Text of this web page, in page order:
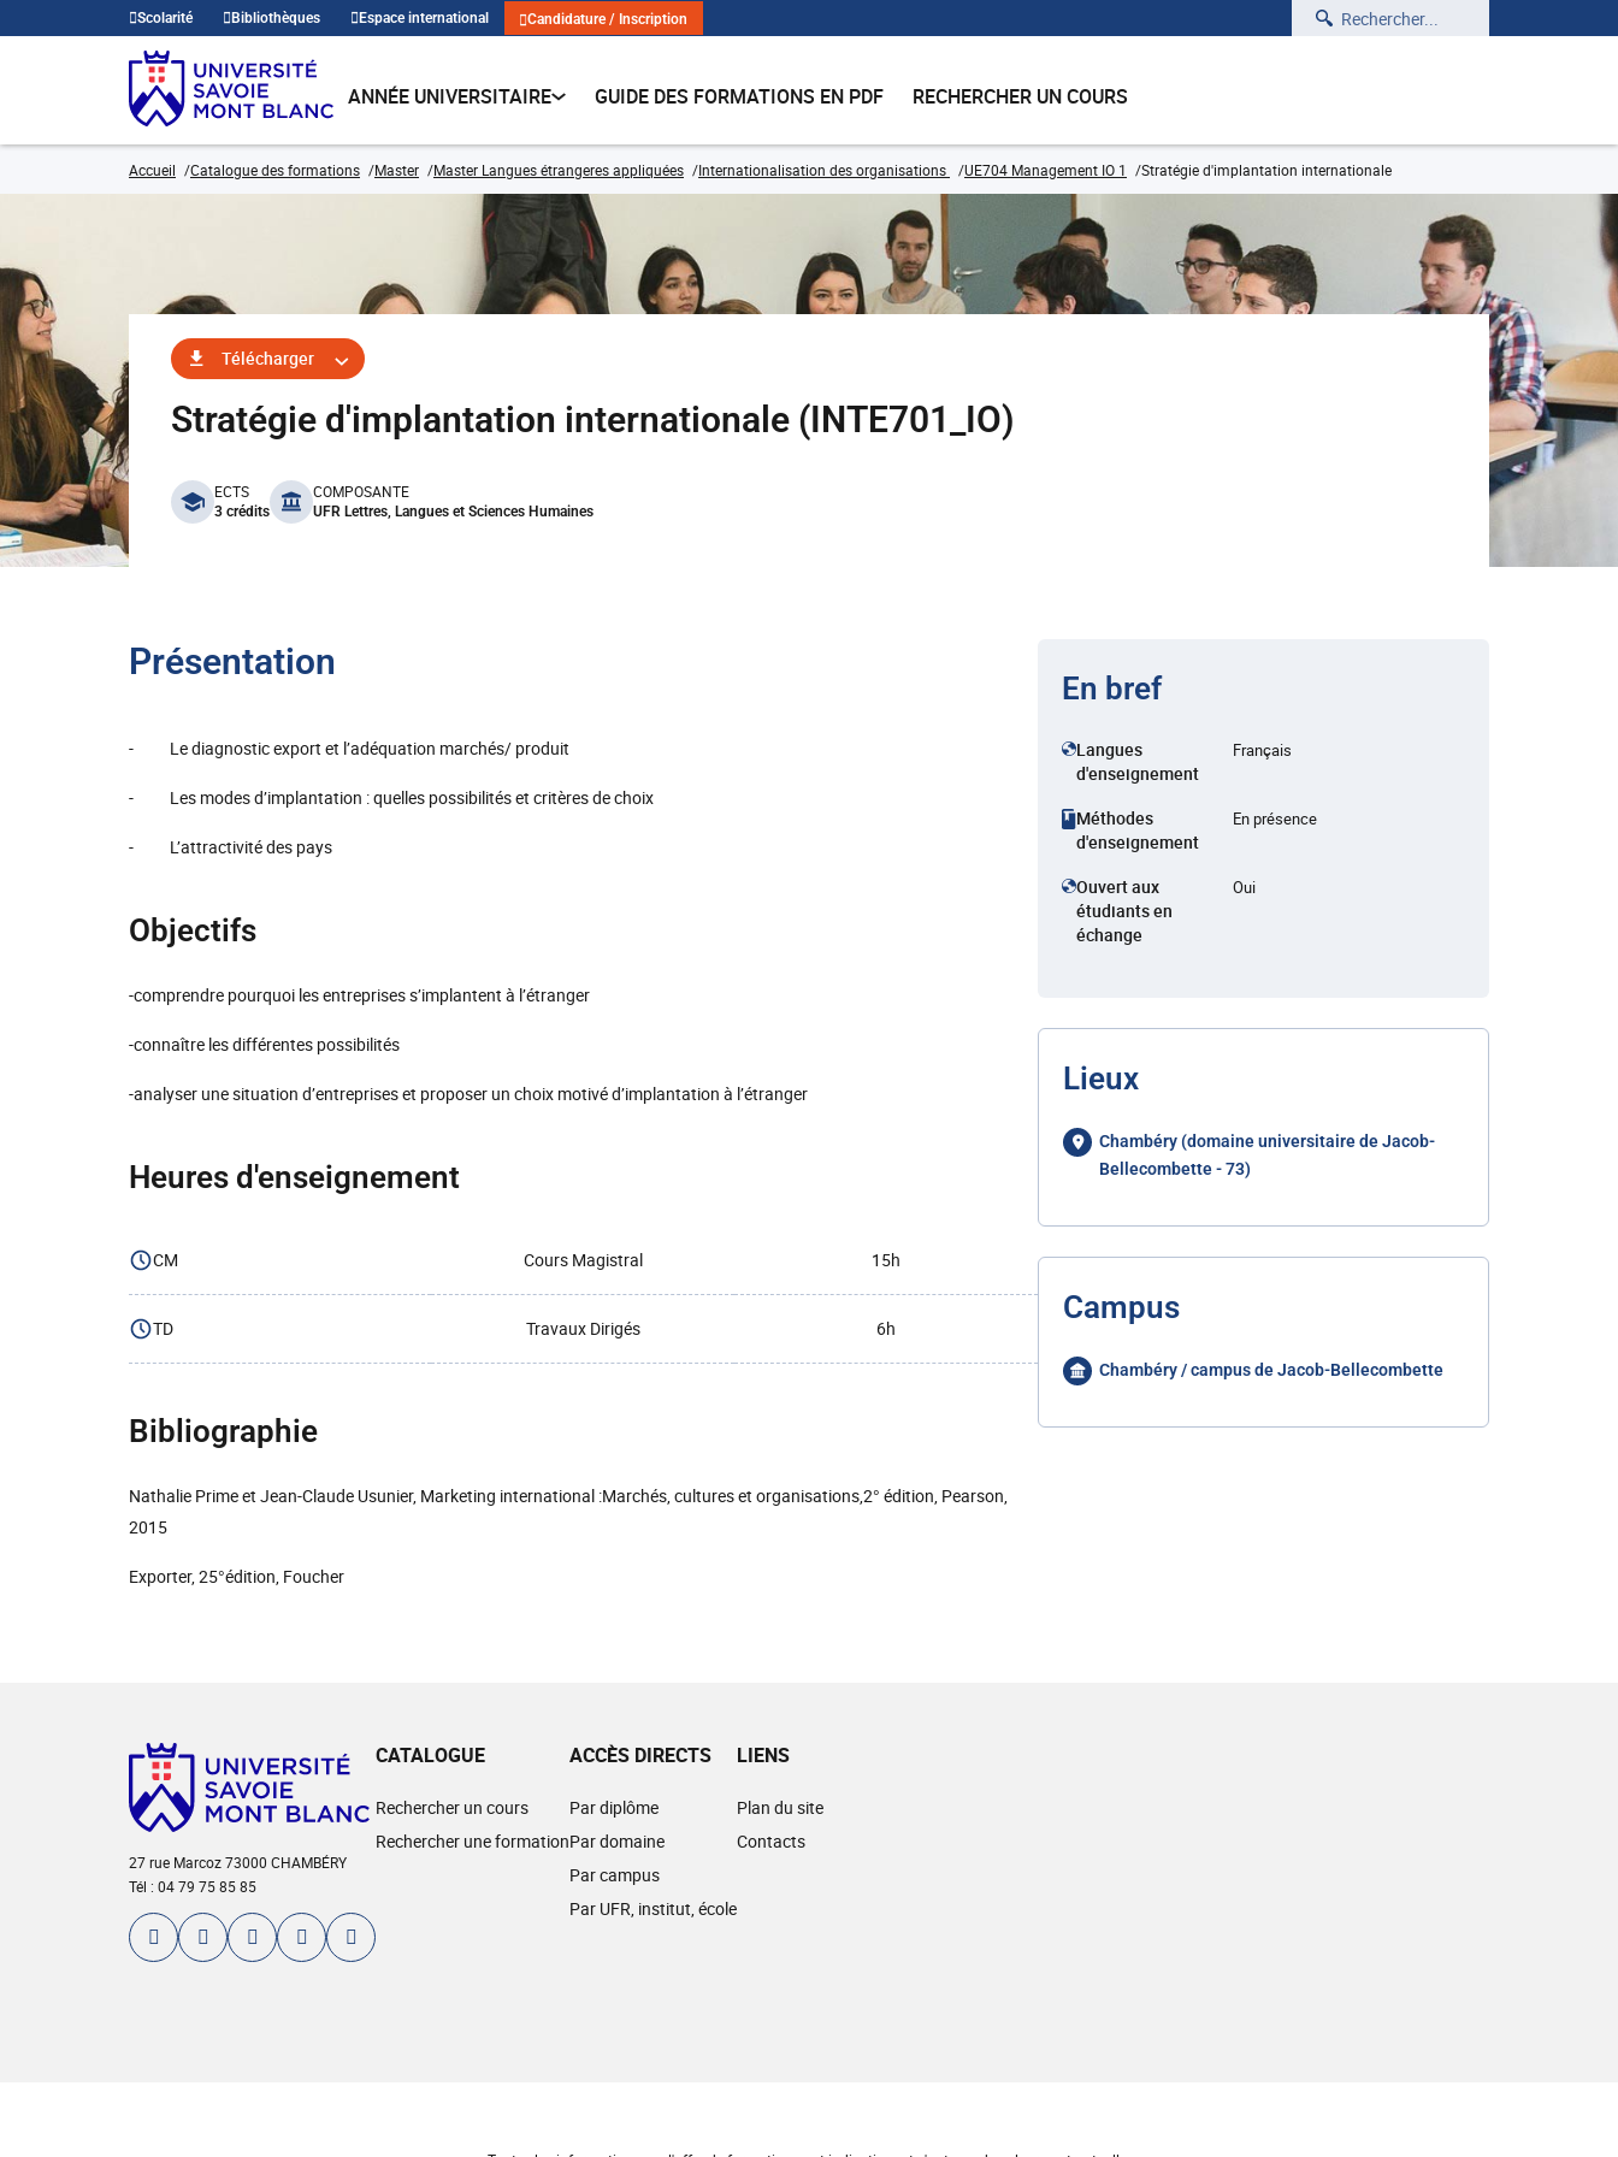
Scolarité Bibliothèques Espace international Candidature / Inscription Rechercher
ANNÉE UNIVERSITAIRE GUIDE DES FORMATIONS EN PDF RECHERCHER UN COURS
Accueil Catalogue des formations Master Master Langues étrangeres appliquées Internationalisation des organisations UE704 Management IO 1 Stratégie d'implantation internationale
Télécharger
Stratégie d'implantation internationale (INTE701_IO)
benefits
ECTS
3 crédits
COMPOSANTE
UFR Lettres, Langues et Sciences Humaines
Présentation
- Le diagnostic export et l’adéquation marchés/ produit
- Les modes d’implantation : quelles possibilités et critères de choix
- L’attractivité des pays
Objectifs
-comprendre pourquoi les entreprises s’implantent à l’étranger
-connaître les différentes possibilités
-analyser une situation d’entreprises et proposer un choix motivé d’implantation à l’étranger
Heures d'enseignement
CM Cours Magistral 15h
TD Travaux Dirigés 6h
Bibliographie
Nathalie Prime et Jean-Claude Usunier, Marketing international :Marchés, cultures et organisations,2° édition, Pearson,
2015
Exporter, 25°édition, Foucher
En bref
Langues
d'enseignement
Français
Méthodes
d'enseignement
En présence
Ouvert aux
étudiants en
échange
Oui
Lieux
Chambéry (domaine universitaire de Jacob-
Bellecombette - 73)
Campus
Chambéry / campus de Jacob-Bellecombette
27 rue Marcoz 73000 CHAMBÉRY
Tél : 04 79 75 85 85
CATALOGUE
Rechercher un cours
Rechercher une formation
ACCÈS DIRECTS
Par diplôme
Par domaine
Par campus
Par UFR, institut, école
LIENS
Plan du site
Contacts